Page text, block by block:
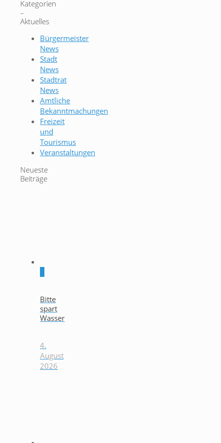
Kategorien
–
Aktuelles
Bürgermeister
News
Stadt
News
Stadtrat
News
Amtliche
Bekanntmachungen
Freizeit
und
Tourismus
Veranstaltungen
Neueste
Beiträge
Bitte
spart
Wasser
4.
August
2026